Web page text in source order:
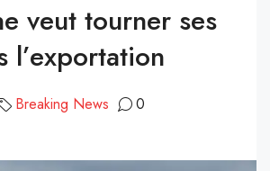
veut tourner ses
l’exportation
Breaking News 0